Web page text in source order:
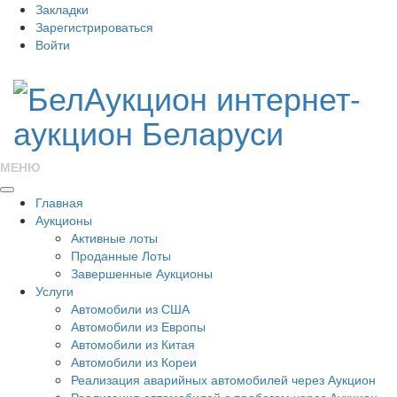
Закладки
Зарегистрироваться
Войти
МЕНЮ
Главная
Аукционы
Активные лоты
Проданные Лоты
Завершенные Аукционы
Услуги
Автомобили из США
Автомобили из Европы
Автомобили из Китая
Автомобили из Кореи
Реализация аварийных автомобилей через Аукцион